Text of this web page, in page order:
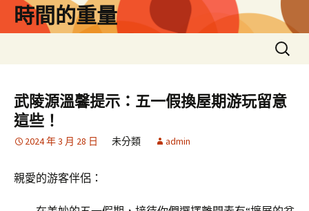
時間的重量
搜
尋
鍵
字:
武陵源溫馨提示：五一假換屋期游玩留意
這些！
2024 年 3 月 28 日 未分類 admin
親愛的游客伴侶：